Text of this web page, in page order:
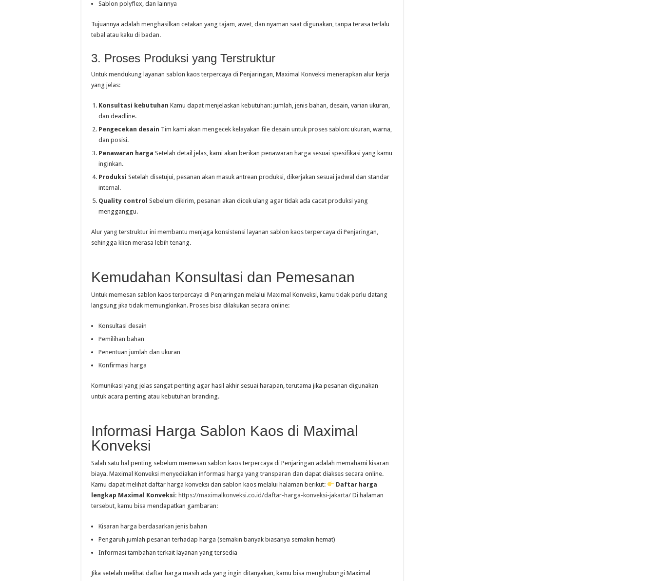
Sablon polyflex, dan lainnya
Tujuannya adalah menghasilkan cetakan yang tajam, awet, dan nyaman saat digunakan, tanpa terasa terlalu
tebal atau kaku di badan.
3. Proses Produksi yang Terstruktur
Untuk mendukung layanan sablon kaos terpercaya di Penjaringan, Maximal Konveksi menerapkan alur kerja
yang jelas:
Konsultasi kebutuhan Kamu dapat menjelaskan kebutuhan: jumlah, jenis bahan, desain, varian ukuran,
dan deadline.
Pengecekan desain Tim kami akan mengecek kelayakan file desain untuk proses sablon: ukuran, warna,
dan posisi.
Penawaran harga Setelah detail jelas, kami akan berikan penawaran harga sesuai spesifikasi yang kamu
inginkan.
Produksi Setelah disetujui, pesanan akan masuk antrean produksi, dikerjakan sesuai jadwal dan standar
internal.
Quality control Sebelum dikirim, pesanan akan dicek ulang agar tidak ada cacat produksi yang
mengganggu.
Alur yang terstruktur ini membantu menjaga konsistensi layanan sablon kaos terpercaya di Penjaringan,
sehingga klien merasa lebih tenang.
Kemudahan Konsultasi dan Pemesanan
Untuk memesan sablon kaos terpercaya di Penjaringan melalui Maximal Konveksi, kamu tidak perlu datang
langsung jika tidak memungkinkan. Proses bisa dilakukan secara online:
Konsultasi desain
Pemilihan bahan
Penentuan jumlah dan ukuran
Konfirmasi harga
Komunikasi yang jelas sangat penting agar hasil akhir sesuai harapan, terutama jika pesanan digunakan
untuk acara penting atau kebutuhan branding.
Informasi Harga Sablon Kaos di Maximal
Konveksi
Salah satu hal penting sebelum memesan sablon kaos terpercaya di Penjaringan adalah memahami kisaran
biaya. Maximal Konveksi menyediakan informasi harga yang transparan dan dapat diakses secara online.
Kamu dapat melihat daftar harga konveksi dan sablon kaos melalui halaman berikut:
Daftar harga
lengkap Maximal Konveksi: https://maximalkonveksi.co.id/daftar-harga-konveksi-jakarta/ Di halaman
tersebut, kamu bisa mendapatkan gambaran:
Kisaran harga berdasarkan jenis bahan
Pengaruh jumlah pesanan terhadap harga (semakin banyak biasanya semakin hemat)
Informasi tambahan terkait layanan yang tersedia
Jika setelah melihat daftar harga masih ada yang ingin ditanyakan, kamu bisa menghubungi Maximal